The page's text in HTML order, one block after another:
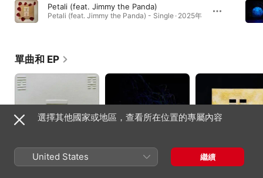
Petali (feat. Jimmy the Panda)
Petali (feat. Jimmy the Panda) - Single · 2025年
單曲和 EP
Re-Born (feat. Jimmy
J on Earth - EP
Passepartout (feat.
選擇其他國家或地區，查看所在位置的專屬內容
United States 繼續